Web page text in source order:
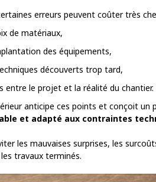
erreurs peuvent coûter très
de matériaux,
des équipements,
découverts trop tard,
entre le projet et la réalité du chantier.
anticipe ces points et conçoit un
et adapté aux contraintes
les mauvaises surprises, les
travaux terminés.